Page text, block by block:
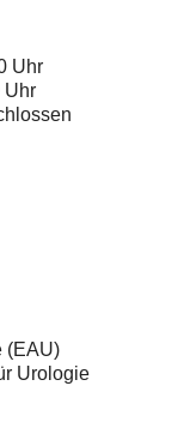
Uhr
Uhr
(EAU)
Urologie